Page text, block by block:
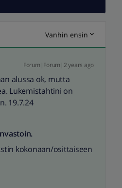
Vanhin ensin
Forum|Forum|2 years ago
alussa ok, mutta
Lukemistahtini on
19.7.24
kokonaan/osittaiseen